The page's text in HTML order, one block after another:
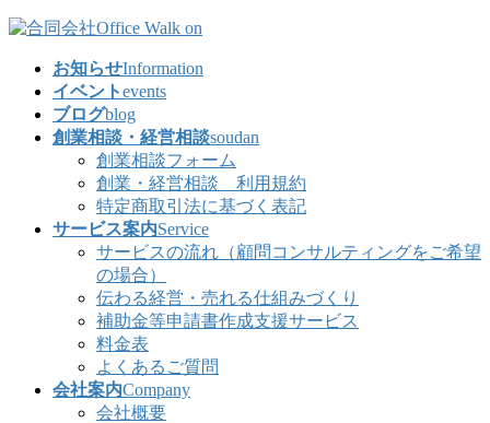
コ
ナ
お知らせInformation
イベントevents
ブログblog
創業相談・経営相談soudan
創業相談フォーム
創業・経営相談 利用規約
特定商取引法に基づく表記
サービス案内Service
サービスの流れ（顧問コンサルティングをご希望
の場合）
伝わる経営・売れる仕組みづくり
補助金等申請書作成支援サービス
料金表
よくあるご質問
会社案内Company
会社概要